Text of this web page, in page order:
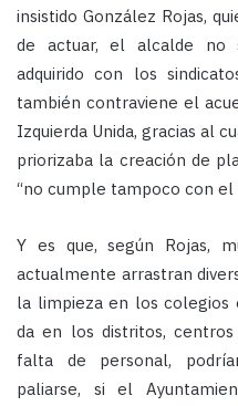
insistido González Rojas,
de actuar, el alcalde no
adquirido con los
también contraviene el
Izquierda Unida, gracias al
priorizaba la creación de
“no cumple tampoco con el
Y es que, según Rojas,
actualmente arrastran
la limpieza en los colegios
da en los distritos,
falta de personal,
paliarse, si el